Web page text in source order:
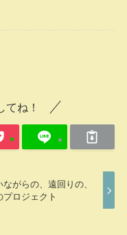
てね！
ながらの、遠回りの、
プロジェクト